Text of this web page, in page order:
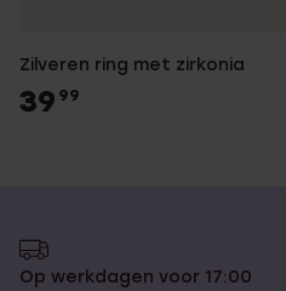
Zilveren ring met zirkonia
39 99
Op werkdagen voor 17:00